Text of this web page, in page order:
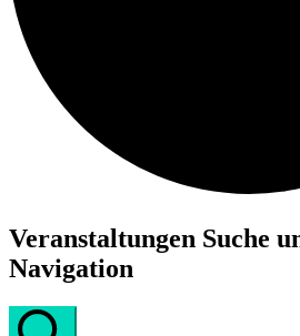
Veranstaltungen
Veranstaltungen Suche
Navigation